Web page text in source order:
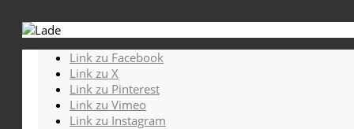
Link zu Facebook
Link zu X
Link zu Pinterest
Link zu Vimeo
Link zu Instagram